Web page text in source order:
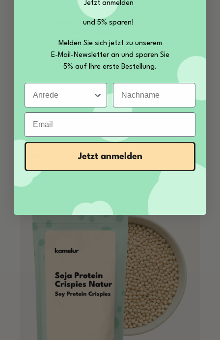
Soja Protein Crispies 77 % mit Kakao 500g
Regulärer
€ 11,66
(€ 23,32 / kg)
Jetzt anmelden
und 5% sparen!
Melden Sie sich jetzt zu unserem
E-Mail-Newsletter an und sparen Sie
5% auf Ihre erste Bestellung.
Anrede Nachname
Email
Jetzt anmelden